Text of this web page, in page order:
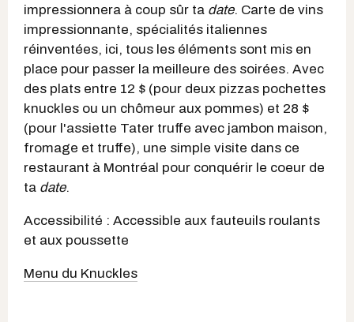
impressionnera à coup sûr ta date. Carte de vins
impressionnante, spécialités italiennes
réinventées, ici, tous les éléments sont mis en
place pour passer la meilleure des soirées. Avec
des plats entre 12 $ (pour deux pizzas pochettes
knuckles ou un chômeur aux pommes) et 28 $
(pour l'assiette Tater truffe avec jambon maison,
fromage et truffe), une simple visite dans ce
restaurant à Montréal pour conquérir le coeur de
ta date.
Accessibilité : Accessible aux fauteuils roulants
et aux poussette
Menu du Knuckles